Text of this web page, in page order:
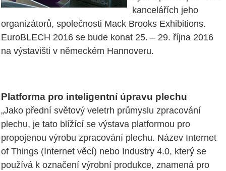
kancelářích jeho
organizátorů, společnosti Mack Brooks Exhibitions.
EuroBLECH 2016 se bude konat 25. – 29. října 2016
na výstavišti v německém Hannoveru.
Platforma pro inteligentní úpravu plechu
„Jako přední světový veletrh průmyslu zpracování
plechu, je tato blížící se výstava platformou pro
propojenou výrobu zpracování plechu. Název Internet
of Things (Internet věcí) nebo Industry 4.0, který se
používá k označení výrobní produkce, znamená pro